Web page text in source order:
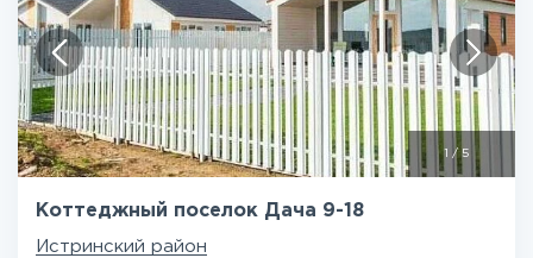
/ 5
Коттеджный поселок Дача 9-18
Истринский район